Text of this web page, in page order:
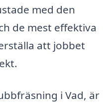
med den
de mest effektiva
att jobbet
i Vad, är